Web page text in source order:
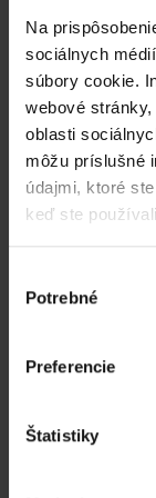
Na
sociálnych
súbory cookie.
webové
oblasti
môžu príslušné
údajmi, ktoré
keď ste
súhlasu
Potrebné
Preferencie
Štatistiky
Viac
našich
Prosím, pre
Prosím,